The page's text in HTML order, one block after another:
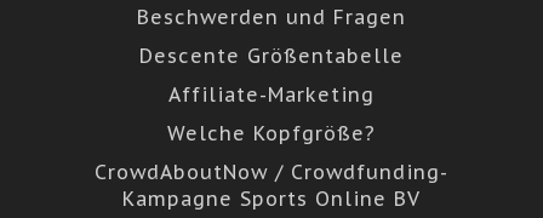
Beschwerden und Fragen
Descente Größentabelle
Affiliate-Marketing
Welche Kopfgröße?
CrowdAboutNow / Crowdfunding-
Kampagne Sports Online BV